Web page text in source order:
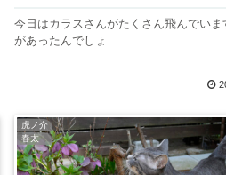
今日はカラスさんがたくさん飛んでい
があったんでしょ...
虎ノ介
春太